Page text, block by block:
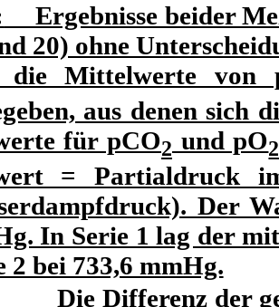
Ergebnisse beider
20) ohne
die Mittelwerte von
aus denen sich
für pCO2 und pO2
= Partialdruck
Der
In Serie 1 lag der
2 bei 733,6 mmHg.
der